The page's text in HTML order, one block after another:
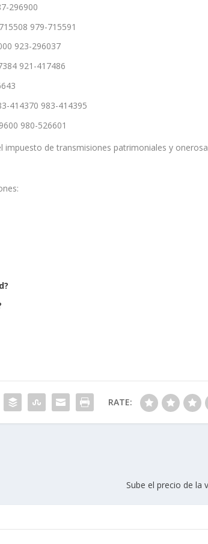
296900
979-715591
923-296037
921-417486
414370 983-414395
980-526601
de transmisiones patrimoniales y
RATE:
Sube el precio de la